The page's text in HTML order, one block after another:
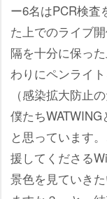
ー6名はPCR検査
た上でのライブ
隔を十分に保っ
わりにペンライ
（感染拡大防止
僕たち
と思っています
援してくださる
景色を見ていき